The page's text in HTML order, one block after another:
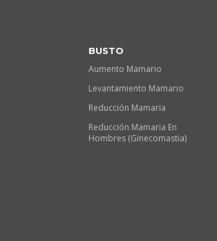
BUSTO
Aumento Mamario
Levantamiento Mamario
Reducción Mamaria
Reducción Mamaria En
Hombres (Ginecomastia)